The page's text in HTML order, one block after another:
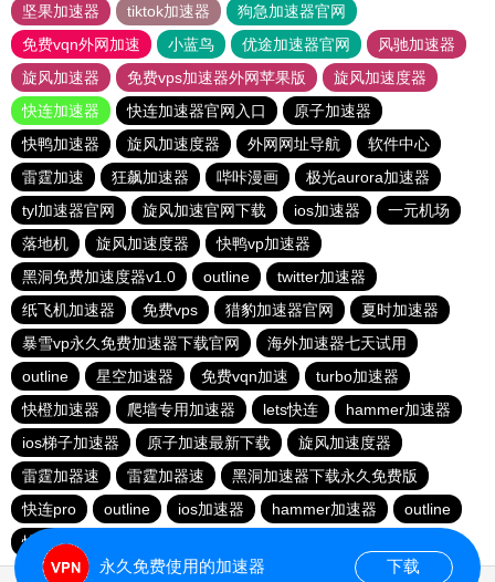
坚果加速器
tiktok加速器
狗急加速器官网
免费vqn外网加速
小蓝鸟 优途加速器官网
风驰加速器
旋风加速器
免费vps加速器外网苹果版
旋风加速度器
快连加速器
快连加速器官网入口
原子加速器
快鸭加速器
旋风加速度器 外网网址导航
软件中心
雷霆加速
狂飙加速器 哔咔漫画
极光aurora加速器
tyl加速器官网
旋风加速官网下载 ios加速器
一元机场
落地机
旋风加速度器
快鸭vp加速器
黑洞免费加速度器v1.0
outline
twitter加速器
纸飞机加速器
免费vps 猎豹加速器官网
夏时加速器
暴雪vp永久免费加速器下载官网
海外加速器七天试用
outline
星空加速器 免费vqn加速
turbo加速器
快橙加速器
爬墙专用加速器 lets快连
hammer加速器
ios梯子加速器
原子加速最新下载
旋风加速度器
雷霆加器速
雷霆加器速
黑洞加速器下载永久免费版
快连pro
outline ios加速器 hammer加速器
outline
快鸭加速器官网
永久免费使用的加速器 下载